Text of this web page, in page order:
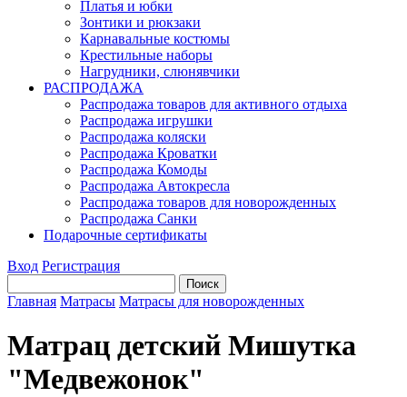
Платья и юбки
Зонтики и рюкзаки
Карнавальные костюмы
Крестильные наборы
Нагрудники, слюнявчики
РАСПРОДАЖА
Распродажа товаров для активного отдыха
Распродажа игрушки
Распродажа коляски
Распродажа Кроватки
Распродажа Комоды
Распродажа Автокресла
Распродажа товаров для новорожденных
Распродажа Санки
Подарочные сертификаты
Вход Регистрация
Главная Матрасы Матрасы для новорожденных
Матрац детский Мишутка
"Медвежонок"